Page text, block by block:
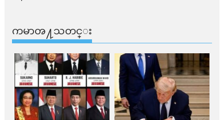
ကမာၻ႔သတင္း